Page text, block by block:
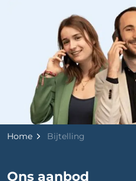
Home Bijtelling
Ons aanbod